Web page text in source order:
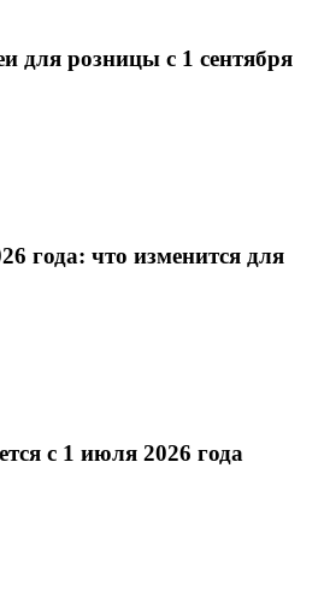
для розницы с 1 сентября
года: что изменится для
с 1 июля 2026 года